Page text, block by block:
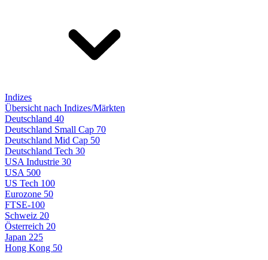
Indizes
Übersicht nach Indizes/Märkten
Deutschland 40
Deutschland Small Cap 70
Deutschland Mid Cap 50
Deutschland Tech 30
USA Industrie 30
USA 500
US Tech 100
Eurozone 50
FTSE-100
Schweiz 20
Österreich 20
Japan 225
Hong Kong 50